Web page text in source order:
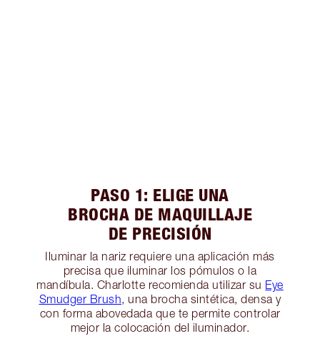
PASO 1: ELIGE UNA
BROCHA DE MAQUILLAJE
DE PRECISIÓN
Iluminar la nariz requiere una aplicación más
precisa que iluminar los pómulos o la
mandíbula. Charlotte recomienda utilizar su Eye
Smudger Brush, una brocha sintética, densa y
con forma abovedada que te permite controlar
mejor la colocación del iluminador.